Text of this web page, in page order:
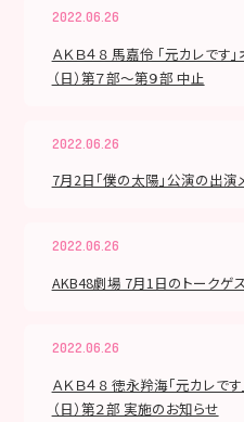
2022.06.26
ＡＫＢ４８ 馬嘉伶 「元カレです
（日）第７部～第９部 中止
2022.06.26
7月2日「僕の太陽」公演の出
2022.06.26
AKB48劇場 7月1日のトークゲ
2022.06.26
ＡＫＢ４８ 徳永羚海「元カレで
（日）第２部 実施のお知らせ